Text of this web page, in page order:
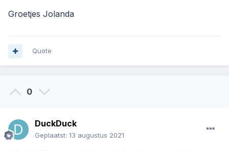
Groetjes Jolanda
Quote
0
DuckDuck
Geplaatst: 13 augustus 2021